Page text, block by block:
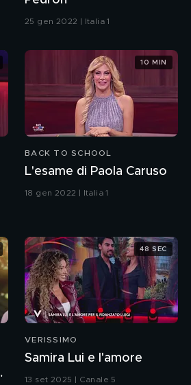
educazione
Vladimir
Luxuria
25 gen 2022 | Italia 1
BACK TO SCHOOL
L'esame di Paola Caruso
18 gen 2022 | Italia 1
10 MIN
VERISSIMO
Samira Lui e l'amore
13 set 2025 | Canale 5
48 SEC